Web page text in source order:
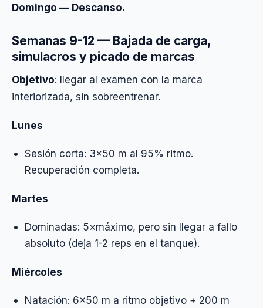
Domingo — Descanso.
Semanas 9-12 — Bajada de carga,
simulacros y picado de marcas
Objetivo: llegar al examen con la marca
interiorizada, sin sobreentrenar.
Lunes
Sesión corta: 3×50 m al 95% ritmo.
Recuperación completa.
Martes
Dominadas: 5×máximo, pero sin llegar a fallo
absoluto (deja 1-2 reps en el tanque).
Miércoles
Natación: 6×50 m a ritmo objetivo + 200 m